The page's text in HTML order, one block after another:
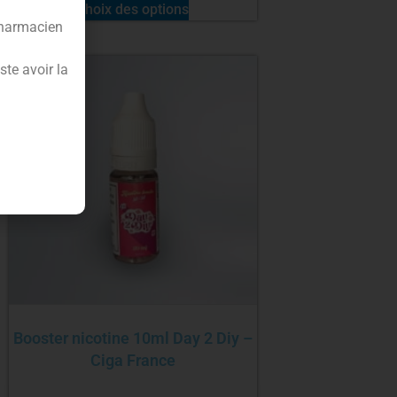
Choix des options
Booster nicotine 10ml Day 2 Diy –
Ciga France
avoir la